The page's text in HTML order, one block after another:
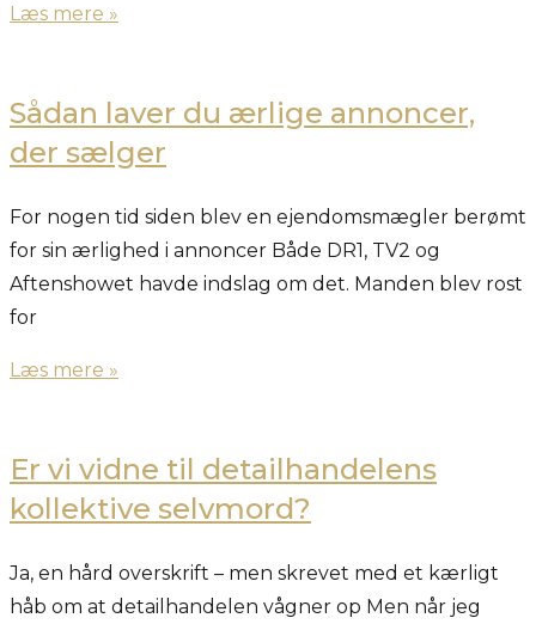
Læs mere »
Sådan laver du ærlige annoncer,
der sælger
For nogen tid siden blev en ejendomsmægler berømt
for sin ærlighed i annoncer Både DR1, TV2 og
Aftenshowet havde indslag om det. Manden blev rost
for
Læs mere »
Er vi vidne til detailhandelens
kollektive selvmord?
Ja, en hård overskrift – men skrevet med et kærligt
håb om at detailhandelen vågner op Men når jeg